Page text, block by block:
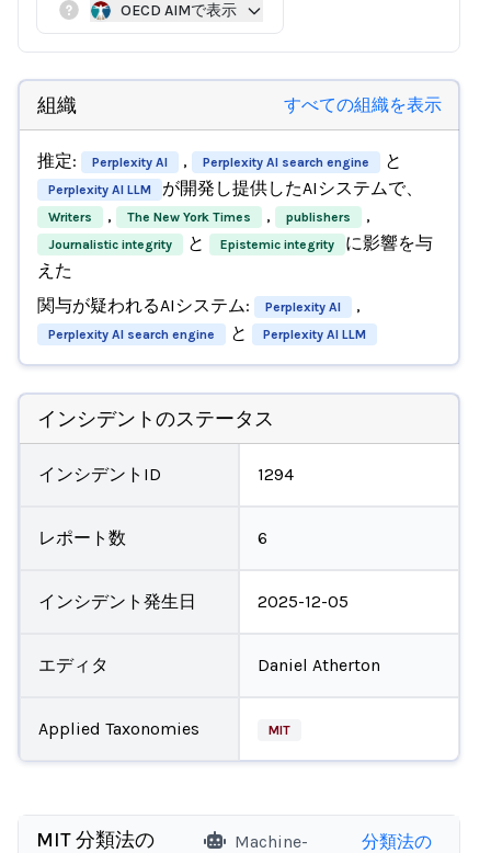
OECD AIMで表示
組織 すべての組織を表示
推定: Perplexity AI , Perplexity AI search engine と
Perplexity AI LLM が開発し提供したAIシステムで、
Writers , The New York Times , publishers ,
Journalistic integrity と Epistemic integrity
に影響を与
えた
関与が疑われるAIシステム:
Perplexity AI ,
Perplexity AI search engine と Perplexity AI LLM
インシデントのステータス
インシデントID 1294
レポート数 6
インシデント発生日 2025-12-05
エディタ Daniel Atherton
Applied Taxonomies MIT
MIT 分類法の
Machine-
分類法の